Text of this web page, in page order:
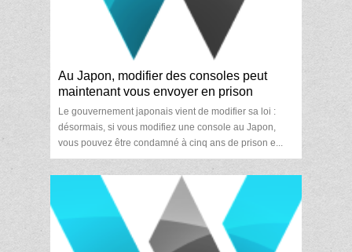
Au Japon, modifier des consoles peut
maintenant vous envoyer en prison
Le gouvernement japonais vient de modifier sa loi :
désormais, si vous modifiez une console au Japon,
vous pouvez être condamné à cinq ans de prison e...